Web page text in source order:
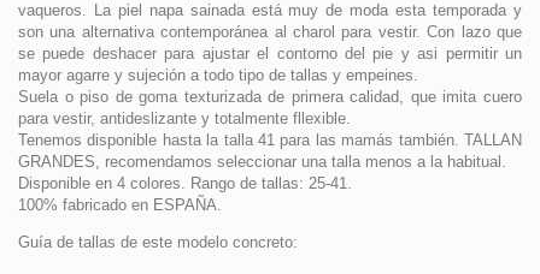
vaqueros. La piel napa sainada está muy de moda esta temporada y
son una alternativa contemporánea al charol para vestir. Con lazo que
se puede deshacer para ajustar el contorno del pie y asi permitir un
mayor agarre y sujeción a todo tipo de tallas y empeines.
Suela o piso de goma texturizada de primera calidad, que imita cuero
para vestir, antideslizante y totalmente fllexible.
Tenemos disponible hasta la talla 41 para las mamás también. TALLAN
GRANDES, recomendamos seleccionar una talla menos a la habitual.
Disponible en 4 colores. Rango de tallas: 25-41.
100% fabricado en ESPAÑA.
Guía de tallas de este modelo concreto: